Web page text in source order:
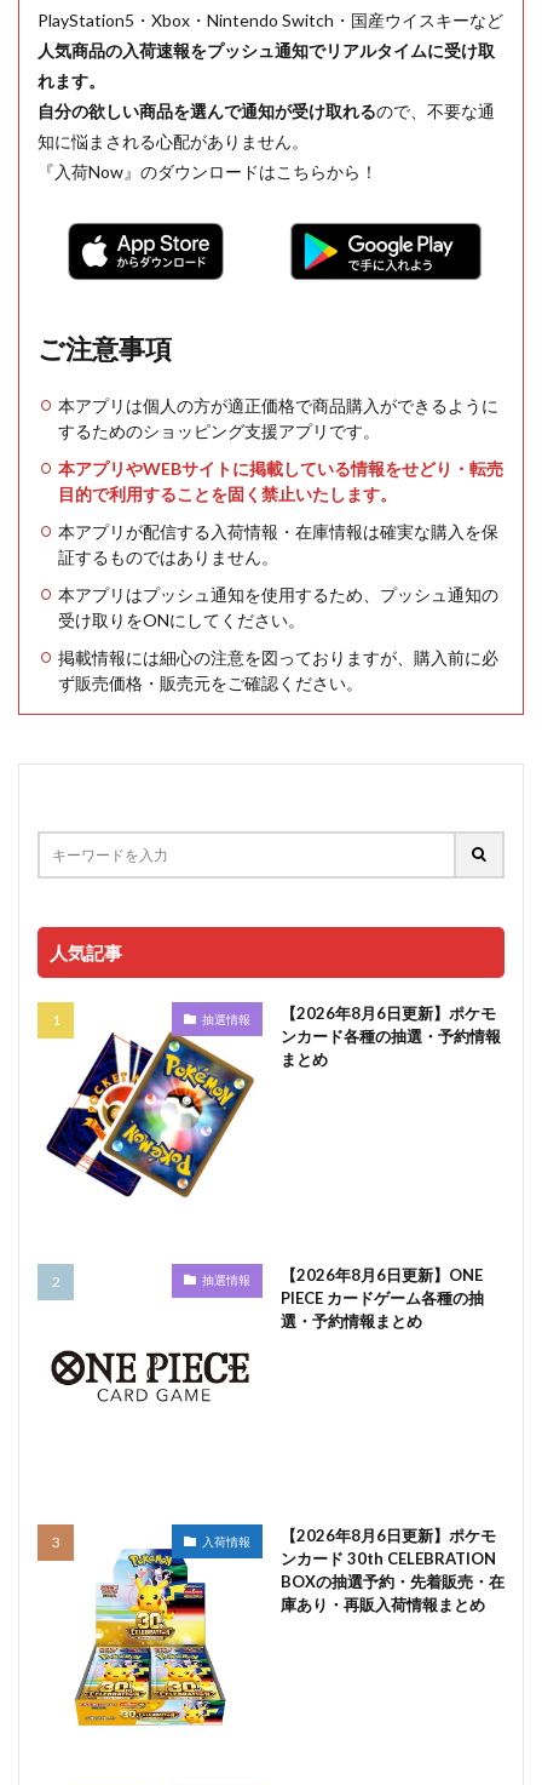
PlayStation5・Xbox・Nintendo Switch・国産ウイスキーなど
人気商品の入荷速報をプッシュ通知でリアルタイムに受け取
れます。
自分の欲しい商品を選んで通知が受け取れるので、不要な通
知に悩まされる心配がありません。
『入荷Now』のダウンロードはこちらから！
ご注意事項
本アプリは個人の方が適正価格で商品購入ができるように
するためのショッピング支援アプリです。
本アプリやWEBサイトに掲載している情報をせどり・転売
目的で利用することを固く禁止いたします。
本アプリが配信する入荷情報・在庫情報は確実な購入を保
証するものではありません。
本アプリはプッシュ通知を使用するため、プッシュ通知の
受け取りをONにしてください。
掲載情報には細心の注意を図っておりますが、購入前に必
ず販売価格・販売元をご確認ください。
人気記事
抽選情報
【2026年8月6日更新】ポケモ
ンカード各種の抽選・予約情報
まとめ
抽選情報
【2026年8月6日更新】ONE
PIECE カードゲーム各種の抽
選・予約情報まとめ
入荷情報
【2026年8月6日更新】ポケモ
ンカード 30th CELEBRATION
BOXの抽選予約・先着販売・在
庫あり・再販入荷情報まとめ